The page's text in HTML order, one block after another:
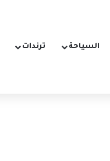
السياحة ترندات